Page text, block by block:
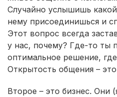
Случайно услышишь
нему присоединишься и
Этот вопрос всегда
у нас, почему? Где-то ты
оптимальное решение,
Открытость общения –
Второе – это бизнес. Они